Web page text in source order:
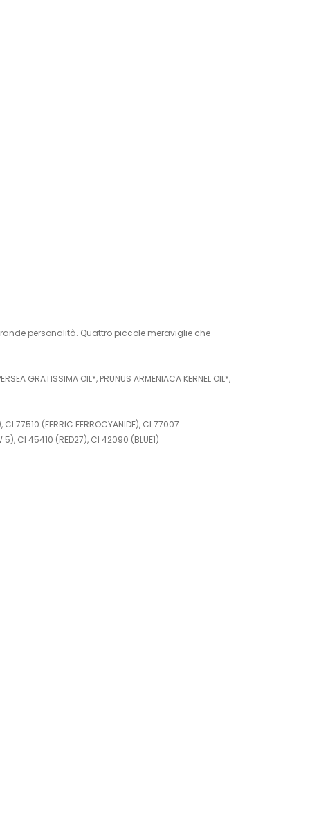
personalità. Quattro piccole meraviglie che
GRATISSIMA OIL*, PRUNUS ARMENIACA KERNEL OIL*,
77510 (FERRIC FERROCYANIDE), CI 77007
5), CI 45410 (RED27), CI 42090 (BLUE1)